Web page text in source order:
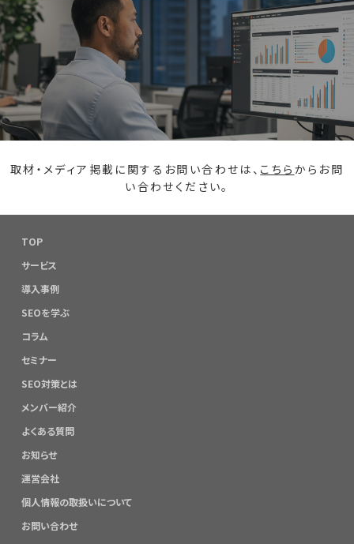
取材・メディア掲載に関するお問い合わせは、 こちら からお問
い合わせください。
TOP
サービス
導入事例
SEOを学ぶ
コラム
セミナー
SEO対策とは
メンバー紹介
よくある質問
お知らせ
運営会社
個人情報の取扱いについて
お問い合わせ